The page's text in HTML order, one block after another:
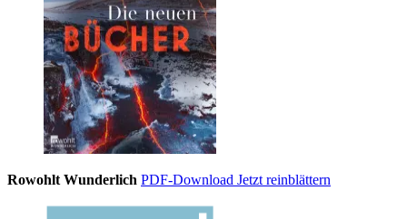
Rowohlt Wunderlich PDF-Download Jetzt reinblättern